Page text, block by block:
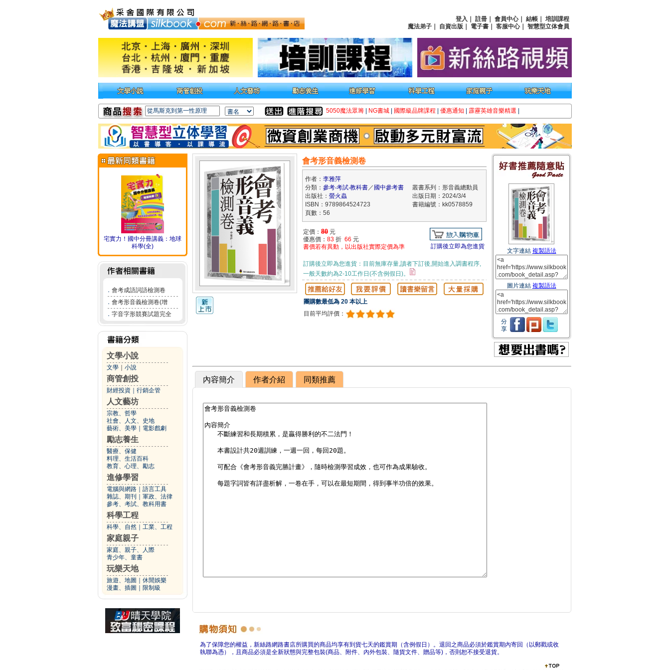
登入 註冊 會員中心｜ 結帳
培訓課程
魔法弟子
自資出版 電子書 客服中心｜ 智慧型立体會員
5050魔法眾籌 NG書城 國際級品牌課程 優惠通知 霹靂英雄音樂精選
宅實力！國中分冊講義：地球
科學(全)
． 會考成語詞語檢測卷
． 會考形音義檢測卷(增
． 字音字形競賽試題完全
文學小說
文學 小說
商管創投
財經投資 行銷企管
人文藝坊
宗教、哲學
社會、人文、史地
藝術、美學
電影戲劇
勵志養生
醫療、保健
料理、生活百科
教育、心理、勵志
進修學習
電腦與網路
語言工具
雜誌、期刊
軍政、法律
參考、考試、教科用書
科學工程
科學、自然 工業、工程
家庭親子
家庭、親子、人際
青少年、童書
玩樂天地
旅遊、地圖
休閒娛樂
漫畫、插圖
限制級
會考形音義檢測卷
作者： 李雅萍
分類： 參考‧考試‧教科書／ 國中參考書
叢書系列：形音義總動員
出版社： 螢火蟲
出版日期：2024/3/4
ISBN：9789864524723
書籍編號：kk0578859
頁數：56
定價： 80 元
優惠價： 83 折 66 元
書價若有異動，以出版社實際定價為準
訂購後立即為您進貨
訂購後立即為您進貨：目前無庫存量,讀者下訂後,開始進入調書程序,
一般天數約為2-10工作日(不含例假日)。
團購數最低為 20 本以上
目前平均評價：
文字連結 複製語法
圖片連結 複製語法
分
享
內容簡介 作者介紹 同類推薦
為了保障您的權益，新絲路網路書店所購買的商品均享有到貨七天的鑑賞期（含例假日）。退回之商品必須於鑑賞期內寄回（以郵戳或收
執聯為憑），且商品必須是全新狀態與完整包裝(商品、附件、內外包裝、隨貨文件、贈品等)，否則恕不接受退貨。